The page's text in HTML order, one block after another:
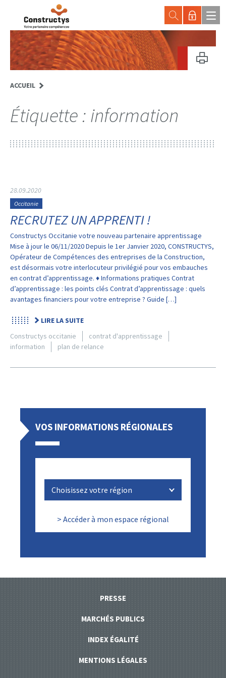
ACCUEIL
Étiquette : information
28.09.2020
Occitanie
RECRUTEZ UN APPRENTI !
Constructys Occitanie votre nouveau partenaire apprentissage
Mise à jour le 06/11/2020 Depuis le 1er Janvier 2020, CONSTRUCTYS,
Opérateur de Compétences des entreprises de la Construction,
est désormais votre interlocuteur privilégié pour vos embauches
en contrat d’apprentissage. ♦ Informations pratiques Contrat
d’apprentissage : les points clés Contrat d’apprentissage : quels
avantages financiers pour votre entreprise ? Guide […]
LIRE LA SUITE
Constructys occitanie
contrat d'apprentissage
information
plan de relance
VOS INFORMATIONS RÉGIONALES
> Accéder à mon espace régional
PRESSE
MARCHÉS PUBLICS
INDEX ÉGALITÉ
MENTIONS LÉGALES